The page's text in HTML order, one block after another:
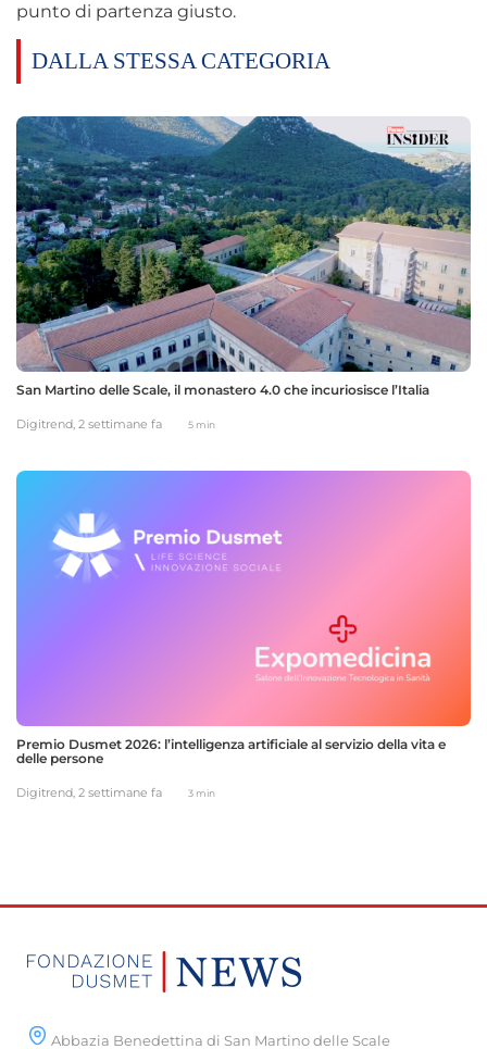
punto di partenza giusto.
DALLA STESSA CATEGORIA
San Martino delle Scale, il monastero 4.0 che incuriosisce l’Italia
Digitrend, 2 settimane fa 5 min
Premio Dusmet 2026: l’intelligenza artificiale al servizio della vita e
delle persone
Digitrend, 2 settimane fa 3 min
Abbazia Benedettina di San Martino delle Scale